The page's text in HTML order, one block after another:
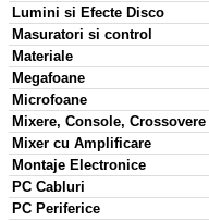
Lumini si Efecte Disco
Masuratori si control
Materiale
Megafoane
Microfoane
Mixere, Console, Crossovere
Mixer cu Amplificare
Montaje Electronice
PC Cabluri
PC Periferice